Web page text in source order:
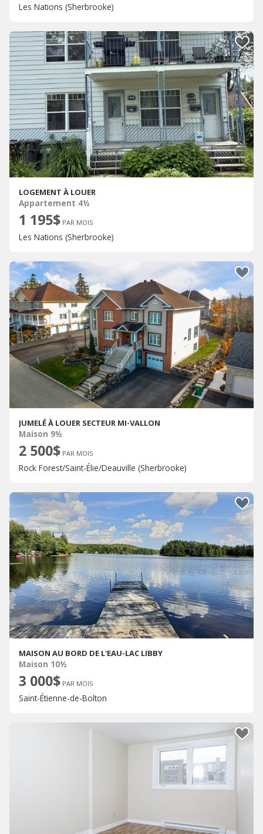
Les Nations (Sherbrooke)
LOGEMENT À LOUER
Appartement 4½
1 195$ PAR MOIS
Les Nations (Sherbrooke)
JUMELÉ À LOUER SECTEUR MI-VALLON
Maison 9½
2 500$ PAR MOIS
Rock Forest/Saint-Élie/Deauville (Sherbrooke)
MAISON AU BORD DE L'EAU-LAC LIBBY
Maison 10½
3 000$ PAR MOIS
Saint-Étienne-de-Bolton